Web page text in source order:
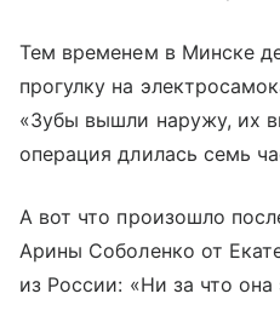
Тем временем в Минске
прогулку на
«Зубы вышли наружу, их
операция длилась семь
А вот что произошло
Арины Соболенко от
из России: «Ни за что она